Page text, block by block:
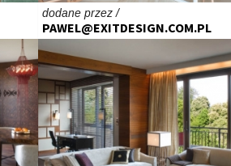
dodane przez /
PAWEL@EXITDESIGN.COM.PL